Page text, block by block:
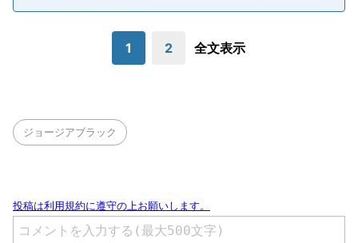
1 2 全文表示
ジョージアブラック